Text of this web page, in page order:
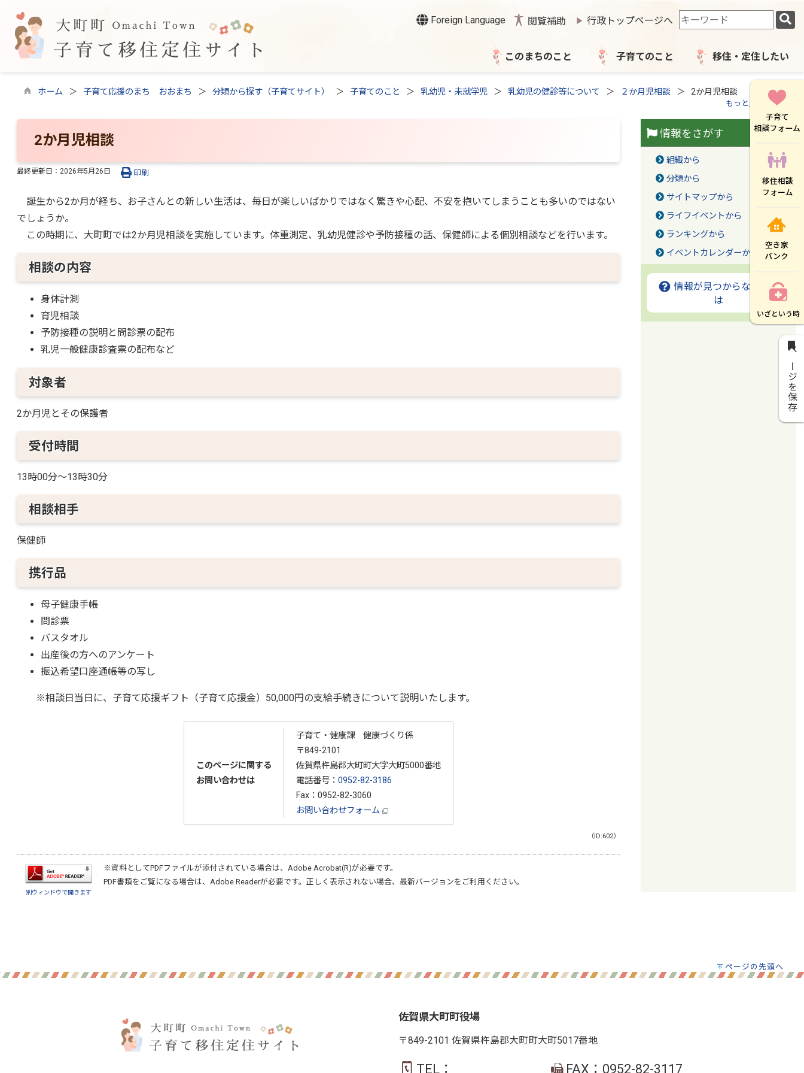
Foreign Language 閲覧補助 行政トップページへ
検
索
ド
このまちのこと 子育てのこと 移住・定住したい
ホーム 子育て応援のまち おおまち 分類から探す（子育てサイト） 子育てのこと 乳幼児・未就学児 乳幼児の健診等について ２か月児相談 2か月児相談
もっと見る（全5件）
2か月児相談
最終更新日： 2026年5月26日 印刷
誕生から2か月が経ち、お子さんとの新しい生活は、毎日が楽しいばかりではなく驚きや心配、不安を抱いてしまうことも多いのではない
でしょうか。
この時期に、大町町では2か月児相談を実施しています。体重測定、乳幼児健診や予防接種の話、保健師による個別相談などを行います。
相談の内容
身体計測
育児相談
予防接種の説明と問診票の配布
乳児一般健康診査票の配布など
対象者
2か月児とその保護者
受付時間
13時00分〜13時30分
相談相手
保健師
携行品
母子健康手帳
問診票
バスタオル
出産後の方へのアンケート
振込希望口座通帳等の写し
※相談日当日に、子育て応援ギフト（子育て応援金）50,000円の支給手続きについて説明いたします。
このページに関する
お問い合わせは
子育て・健康課 健康づくり係
〒849-2101
佐賀県杵島郡大町町大字大町5000番地
電話番号： 0952-82-3186
Fax：0952-82-3060
お問い合わせフォーム
（ID:602）
別ウィンドウで開きます
※資料としてPDFファイルが添付されている場合は、 Adobe Acrobat(R)が必要です。
PDF書類をご覧になる場合は、 Adobe Readerが必要です。正しく表示されない場合、最新バージョンをご利用ください。
情報をさがす
組織から
分類から
サイトマップから
ライフイベントから
ランキングから
イベントカレンダーから
情報が見つからないとき
は
ページの先頭へ
佐賀県大町町役場
〒849-2101 佐賀県杵島郡大町町大町5017番地
TEL： FAX：0952-82-3117
ページを保存